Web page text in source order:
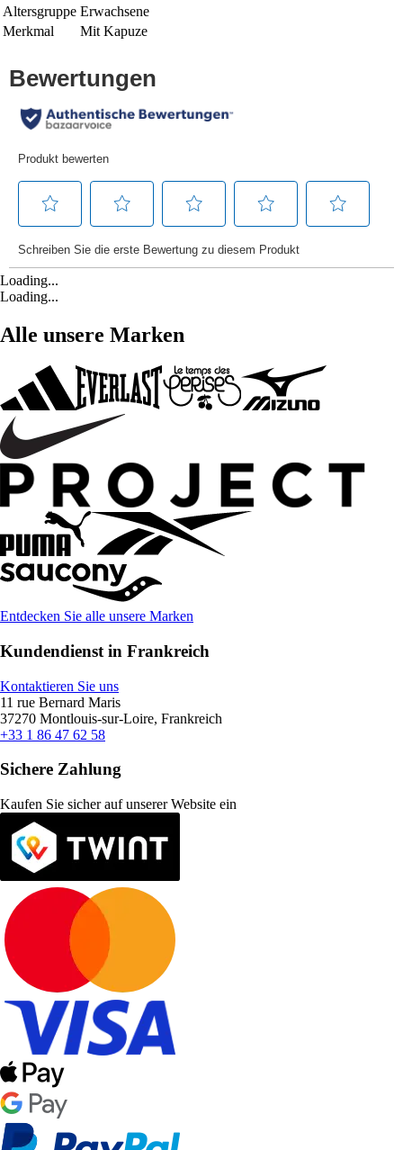
Altersgruppe Erwachsene
Merkmal
Mit Kapuze
Loading...
Loading...
Alle unsere Marken
Entdecken Sie alle unsere Marken
Kundendienst in Frankreich
Kontaktieren Sie uns
11 rue Bernard Maris
37270 Montlouis-sur-Loire, Frankreich
+33 1 86 47 62 58
Sichere Zahlung
Kaufen Sie sicher auf unserer Website ein